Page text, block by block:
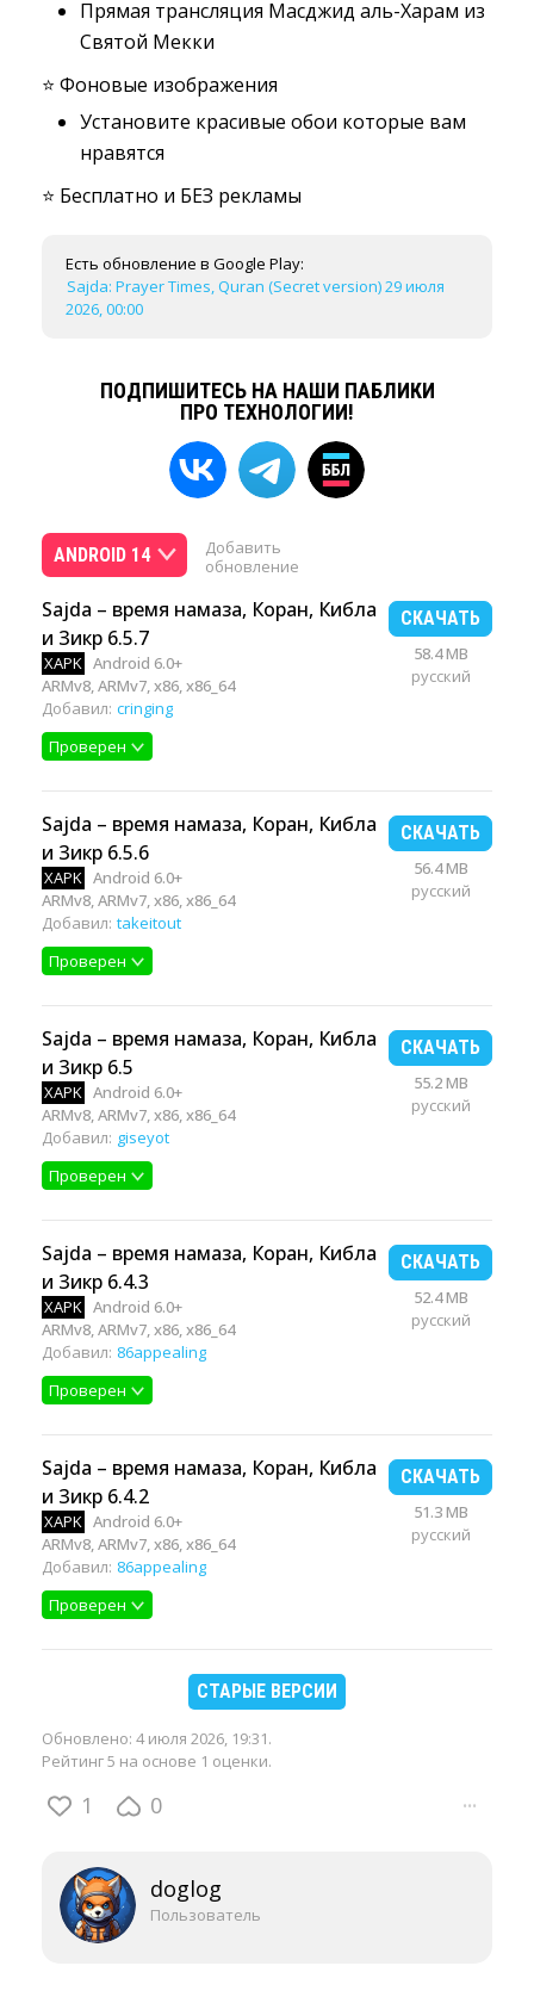
Прямая трансляция Масджид аль-Харам из
Святой Мекки
⭐️ Фоновые изображения
Установите красивые обои которые вам
нравятся
⭐️ Бесплатно и БЕЗ рекламы
Есть обновление в Google Play:
Sajda: Prayer Times, Quran (Secret version) 29 июля
2026, 00:00
ПОДПИШИТЕСЬ НА НАШИ ПАБЛИКИ
ПРО ТЕХНОЛОГИИ!
ANDROID 14
Добавить
обновление
Sajda – время намаза, Коран, Кибла
и Зикр 6.5.7
XAPK Android 6.0+
ARMv8, ARMv7, x86, x86_64
Добавил: cringing
Проверен
СКАЧАТЬ
58.4 MB
русский
Sajda – время намаза, Коран, Кибла
и Зикр 6.5.6
XAPK Android 6.0+
ARMv8, ARMv7, x86, x86_64
Добавил: takeitout
Проверен
СКАЧАТЬ
56.4 MB
русский
Sajda – время намаза, Коран, Кибла
и Зикр 6.5
XAPK Android 6.0+
ARMv8, ARMv7, x86, x86_64
Добавил: giseyot
Проверен
СКАЧАТЬ
55.2 MB
русский
Sajda – время намаза, Коран, Кибла
и Зикр 6.4.3
XAPK Android 6.0+
ARMv8, ARMv7, x86, x86_64
Добавил: 86appealing
Проверен
СКАЧАТЬ
52.4 MB
русский
Sajda – время намаза, Коран, Кибла
и Зикр 6.4.2
XAPK Android 6.0+
ARMv8, ARMv7, x86, x86_64
Добавил: 86appealing
Проверен
СКАЧАТЬ
51.3 MB
русский
СТАРЫЕ ВЕРСИИ
Обновлено: 4 июля 2026, 19:31.
Рейтинг 5 на основе 1 оценки.
1 0 ···
doglog
Пользователь